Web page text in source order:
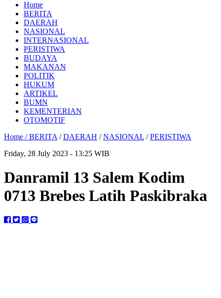
Home
BERITA
DAERAH
NASIONAL
INTERNASIONAL
PERISTIWA
BUDAYA
MAKANAN
POLITIK
HUKUM
ARTIKEL
BUMN
KEMENTERIAN
OTOMOTIF
Home /BERITA /DAERAH /NASIONAL /PERISTIWA
Friday, 28 July 2023 - 13:25 WIB
Danramil 13 Salem Kodim
0713 Brebes Latih Paskibraka